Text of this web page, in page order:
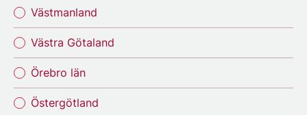
Västmanland
Västra Götaland
Örebro län
Östergötland